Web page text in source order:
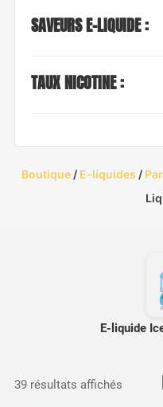
SAVEURS E-LIQUIDE :
TAUX NICOTINE :
Boutique/ E-liquides /
E-liquide
39 résultats affichésTrié